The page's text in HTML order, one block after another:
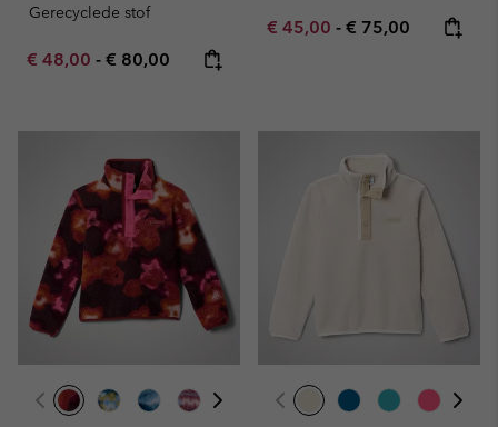
Gerecyclede stof
Minimum sale price:
€ 48,00 - Maximum price:
€ 80,00
Minimum sale price:
€ 45,00 - Maximum price:
€ 75,00